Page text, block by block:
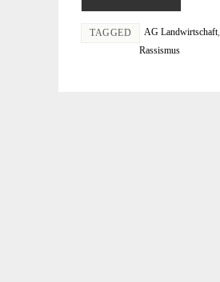
TAGGED AG Landwirtschaft,
Rassismus